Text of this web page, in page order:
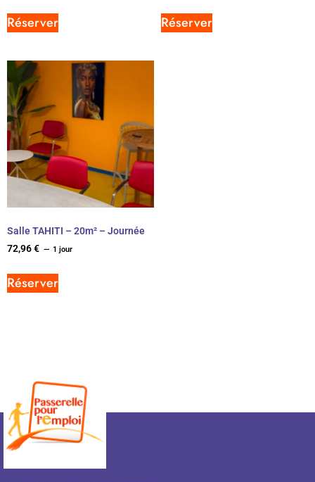
Réserver Réserver
Salle TAHITI – 20m² – Journée
72,96€ 1 jour
Réserver